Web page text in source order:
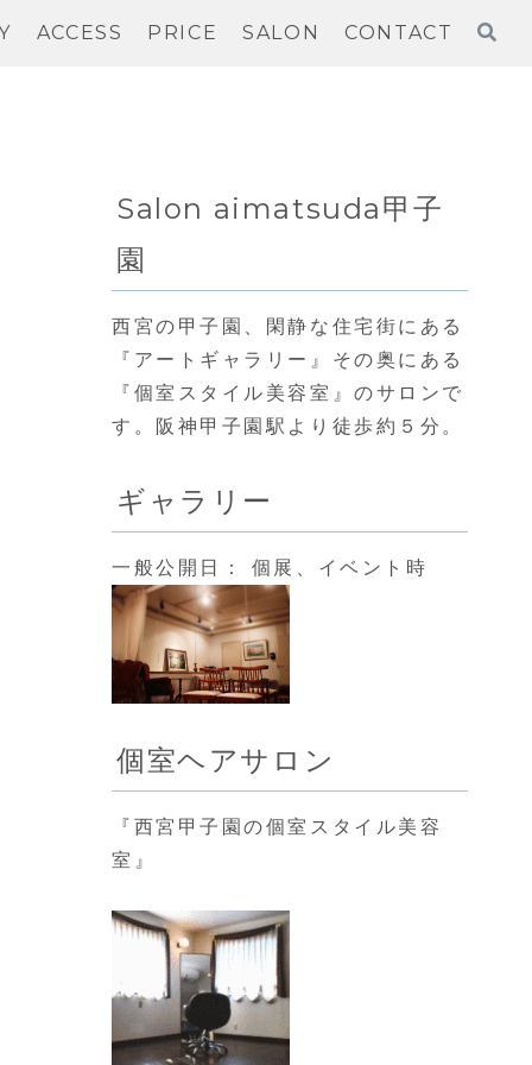
ACCESS PRICE SALON CONTACT
Salon aimatsuda甲子
園
西宮の甲子園、閑静な住宅街にある
『アートギャラリー』その奥にある
『個室スタイル美容室』のサロンで
す。阪神甲子園駅より徒歩約５分。
ギャラリー
一般公開日： 個展、イベント時
個室ヘアサロン
『西宮甲子園の個室スタイル美容
室』